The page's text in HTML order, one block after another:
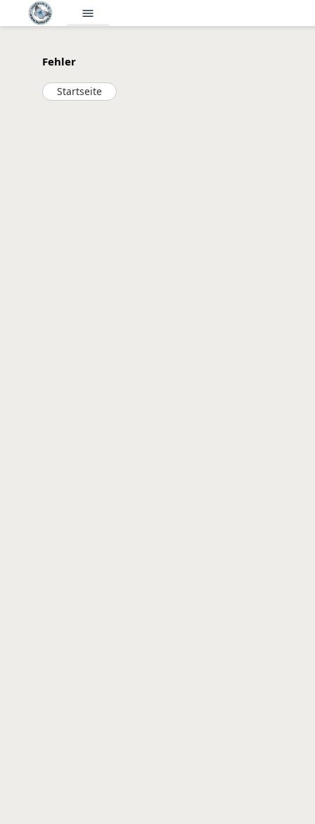
menu
Fehler
Startseite